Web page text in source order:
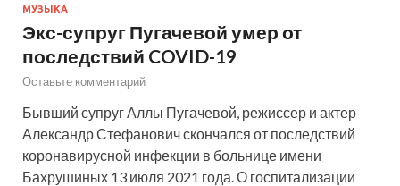
МУЗЫКА
Экс-супруг Пугачевой умер от
последствий COVID-19
Оставьте комментарий
Бывший супруг Аллы Пугачевой, режиссер и актер
Александр Стефанович скончался от последствий
коронавирусной инфекции в больнице имени
Бахрушиных 13 июля 2021 года. О госпитализации